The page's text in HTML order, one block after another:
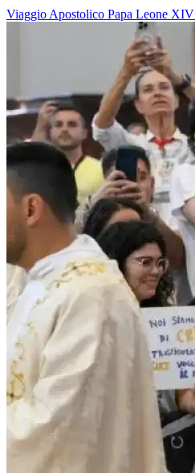
Viaggio Apostolico Papa Leone XIV